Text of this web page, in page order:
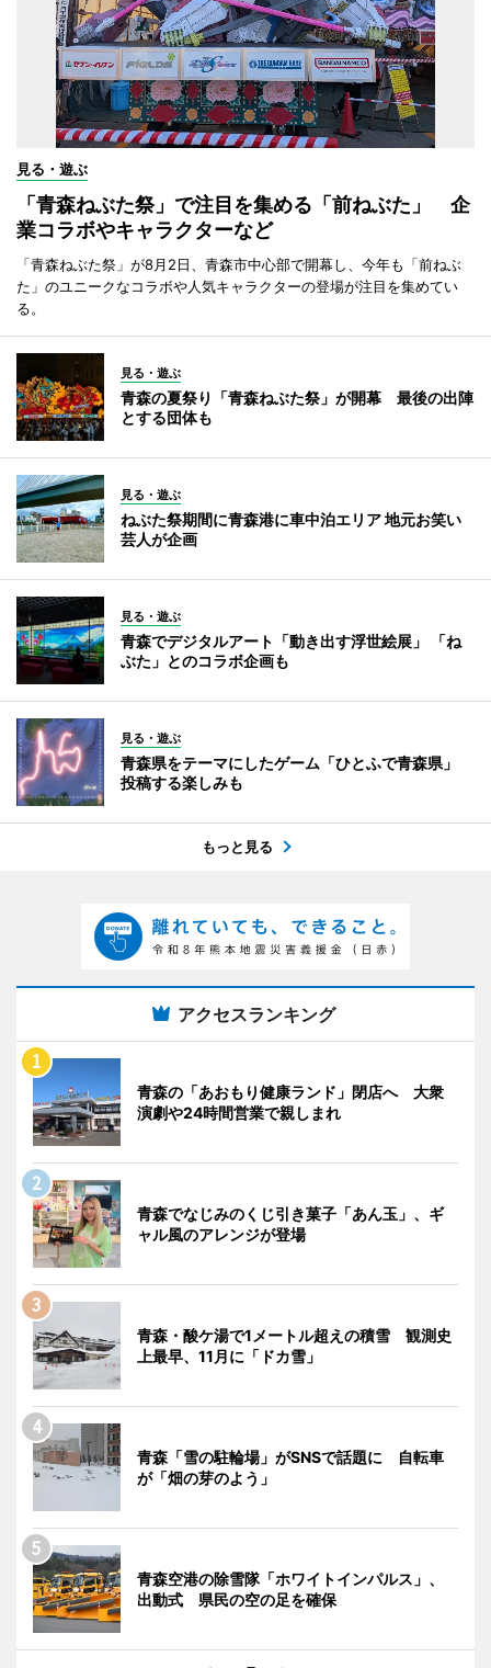
見る・遊ぶ
「青森ねぶた祭」で注目を集める「前ねぶた」 企
業コラボやキャラクターなど
「青森ねぶた祭」が8月2日、青森市中心部で開幕し、今年も「前ねぶ
た」のユニークなコラボや人気キャラクターの登場が注目を集めてい
る。
見る・遊ぶ
青森の夏祭り「青森ねぶた祭」が開幕 最後の出陣
とする団体も
見る・遊ぶ
ねぶた祭期間に青森港に車中泊エリア 地元お笑い
芸人が企画
見る・遊ぶ
青森でデジタルアート「動き出す浮世絵展」 「ね
ぶた」とのコラボ企画も
見る・遊ぶ
青森県をテーマにしたゲーム「ひとふで青森県」
投稿する楽しみも
もっと見る
アクセスランキング
青森の「あおもり健康ランド」閉店へ 大衆
演劇や24時間営業で親しまれ
青森でなじみのくじ引き菓子「あん玉」、ギ
ャル風のアレンジが登場
青森・酸ケ湯で1メートル超えの積雪 観測史
上最早、11月に「ドカ雪」
青森「雪の駐輪場」がSNSで話題に 自転車
が「畑の芽のよう」
青森空港の除雪隊「ホワイトインパルス」、
出動式 県民の空の足を確保